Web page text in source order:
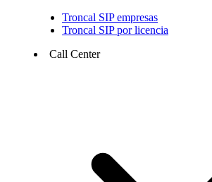
Troncal SIP empresas
Troncal SIP por licencia
Call Center